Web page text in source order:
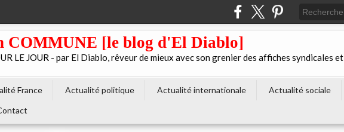
COMMUNE [le blog d'El Diablo]
LE JOUR - par El Diablo, rêveur de mieux avec son grenier des affiches syndicales et
France Actualité politique Actualité internationale Actualité sociale